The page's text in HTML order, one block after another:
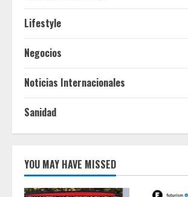
Lifestyle
Negocios
Noticias Internacionales
Sanidad
YOU MAY HAVE MISSED